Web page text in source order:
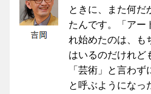
ときに、また何だ
たんです。「アー
れ始めたのは、も
はいるのだけれど
「芸術」と言わず
と呼ぶようになっ